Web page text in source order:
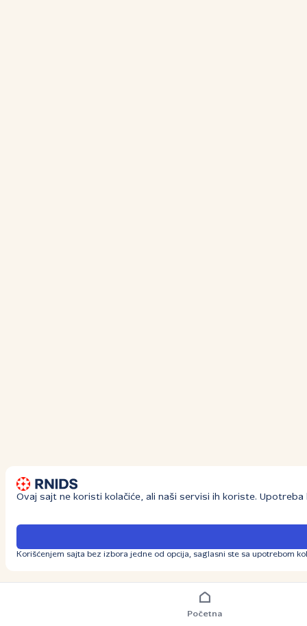
Početna
Ovaj sajt ne koristi kolačiće, ali naši servisi ih koriste. Upotreba
Korišćenjem sajta bez izbora jedne od opcija, saglasni ste sa upotrebom